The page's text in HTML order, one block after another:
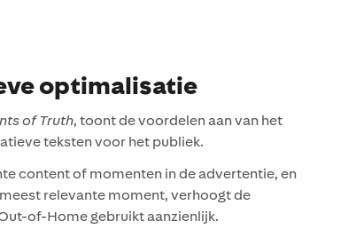
optimalisatie
of Truth, toont de voordelen aan van het
teksten voor het publiek.
content of momenten in de advertentie, en
relevante moment, verhoogt de
of-Home gebruikt aanzienlijk.